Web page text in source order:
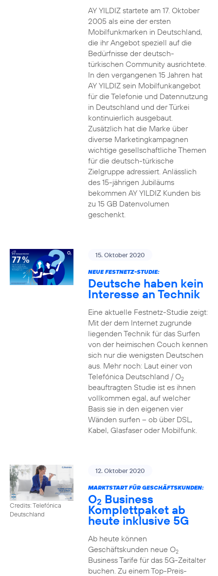
AY YILDIZ startete am 17. Oktober
2005 als eine der ersten
Mobilfunkmarken in Deutschland,
die ihr Angebot speziell auf die
Bedürfnisse der deutsch-
türkischen Community ausrichtete.
In den vergangenen 15 Jahren hat
AY YILDIZ sein Mobilfunkangebot
für die Telefonie und Datennutzung
in Deutschland und der Türkei
kontinuierlich ausgebaut.
Zusätzlich hat die Marke über
diverse Marketingkampagnen
wichtige gesellschaftliche Themen
für die deutsch-türkische
Zielgruppe adressiert. Anlässlich
des 15-jährigen Jubiläums
bekommen AY YILDIZ Kunden bis
zu 15 GB Datenvolumen
geschenkt.
15. Oktober 2020
NEUE FESTNETZ-STUDIE:
Deutsche haben kein
Interesse an Technik
Eine aktuelle Festnetz-Studie zeigt:
Mit der dem Internet zugrunde
liegenden Technik für das Surfen
von der heimischen Couch kennen
sich nur die wenigsten Deutschen
aus. Mehr noch: Laut einer von
Telefónica Deutschland / O2
beauftragten Studie ist es ihnen
vollkommen egal, auf welcher
Basis sie in den eigenen vier
Wänden surfen – ob über DSL,
Kabel, Glasfaser oder Mobilfunk.
Credits: Telefónica
Deutschland
12. Oktober 2020
MARKTSTART FÜR GESCHÄFTSKUNDEN:
O2 Business
Komplettpaket ab
heute inklusive 5G
Ab heute können
Geschäftskunden neue O2
Business Tarife für das 5G-Zeitalter
buchen. Zu einem Top-Preis-